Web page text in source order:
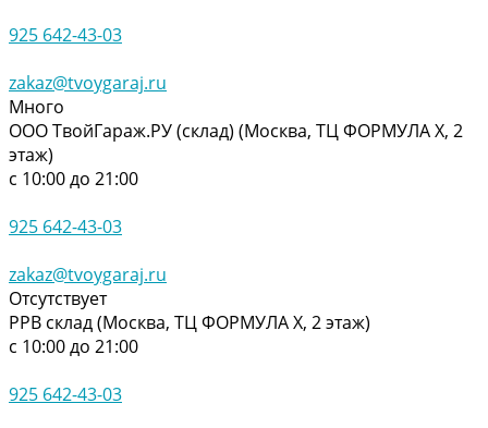
925 642-43-03
zakaz@tvoygaraj.ru
Много
ООО ТвойГараж.РУ (склад) (Москва, ТЦ ФОРМУЛА Х, 2
этаж)
с 10:00 до 21:00
925 642-43-03
zakaz@tvoygaraj.ru
Отсутствует
РРВ склад (Москва, ТЦ ФОРМУЛА Х, 2 этаж)
с 10:00 до 21:00
925 642-43-03